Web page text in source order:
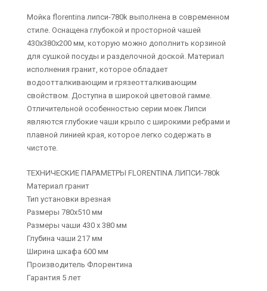
Мойка florentina липси-780k выполнена в современном
стиле. Оснащена глубокой и просторной чашей
430х380х200 мм, которую можно дополнить корзиной
для сушкой посуды и разделочной доской. Материал
исполнения гранит, которое обладает
водоотталкивающим и грязеотталкивающим
свойством. Доступна в широкой цветовой гамме.
Отличительной особенностью серии моек Липси
являются глубокие чаши крыло с широкими ребрами и
плавной линией края, которое легко содержать в
чистоте.
ТЕХНИЧЕСКИЕ ПАРАМЕТРЫ FLORENTINA ЛИПСИ-780k
Материал гранит
Тип установки врезная
Размеры 780х510 мм
Размеры чаши 430 х 380 мм
Глубина чаши 217 мм
Ширина шкафа 600 мм
Производитель Флорентина
Гарантия 5 лет